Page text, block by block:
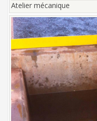
Atelier mécanique